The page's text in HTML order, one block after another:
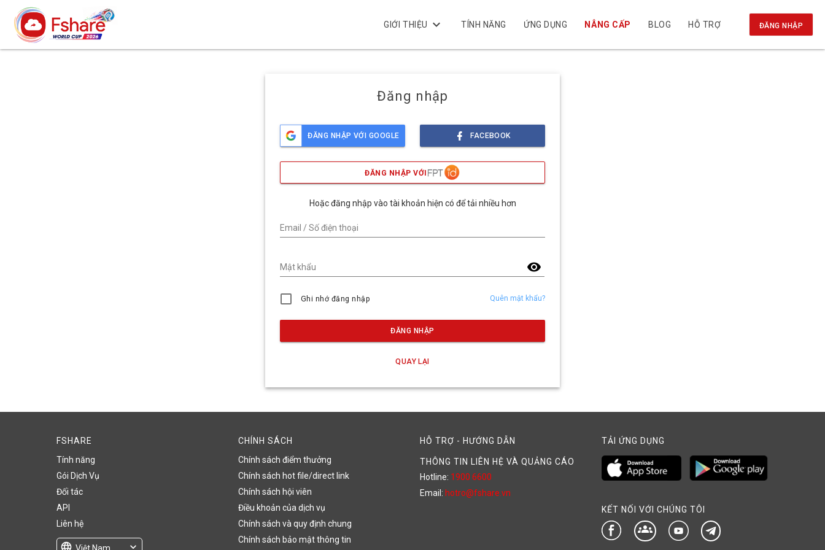
GIỚI THIỆU keyboard_arrow_down TÍNH NĂNG ỨNG DỤNG NÂNG CẤP BLOG HỖ TRỢ ĐĂNG NHẬP
Đăng nhập
ĐĂNG NHẬP VỚI GOOGLE FACEBOOK
ĐĂNG NHẬP VỚI
Hoặc đăng nhập vào tài khoản hiện có để tải nhiều hơn
Email / Số điện thoại
visibility
Mật khẩu
Ghi nhớ đăng nhập Quên mật khẩu?
ĐĂNG NHẬP
QUAY LẠI
FSHARE
Tính năng
Gói Dịch Vụ
Đối tác
API
Liên hệ
language Việt Nam expand_more
CHÍNH SÁCH
Chính sách điểm thưởng
Chính sách hot file/direct link
Chính sách hội viên
Điều khoản của dịch vụ
Chính sách và quy định chung
Chính sách bảo mật thông tin
HỖ TRỢ - HƯỚNG DẪN
THÔNG TIN LIÊN HỆ VÀ QUẢNG CÁO
Hotline: 1900 6600
Email: hotro@fshare.vn
TẢI ỨNG DỤNG
KẾT NỐI VỚI CHÚNG TÔI
groups